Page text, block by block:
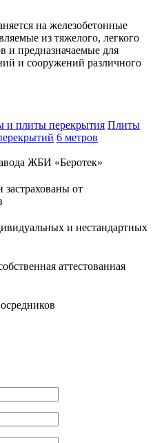
на железобетонные
из тяжелого, легкого
и предназначаемые для
и сооружений различного
и плиты перекрытия Плиты
6 метров
ЖБИ «Беротек»
от
и нестандартных
аттестованная